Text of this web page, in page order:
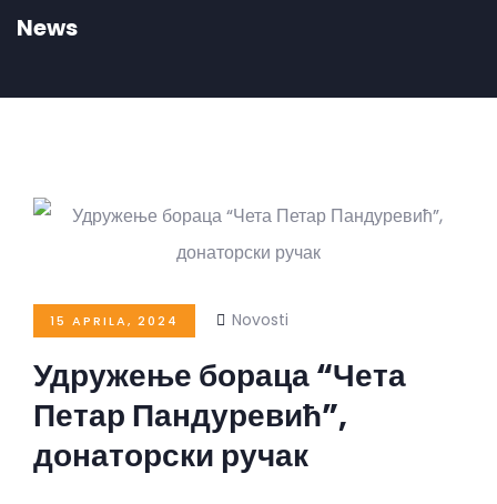
News
15 APRILA, 2024 Novosti
Удружење бораца “Чета
Петар Пандуревић”,
донаторски ручак